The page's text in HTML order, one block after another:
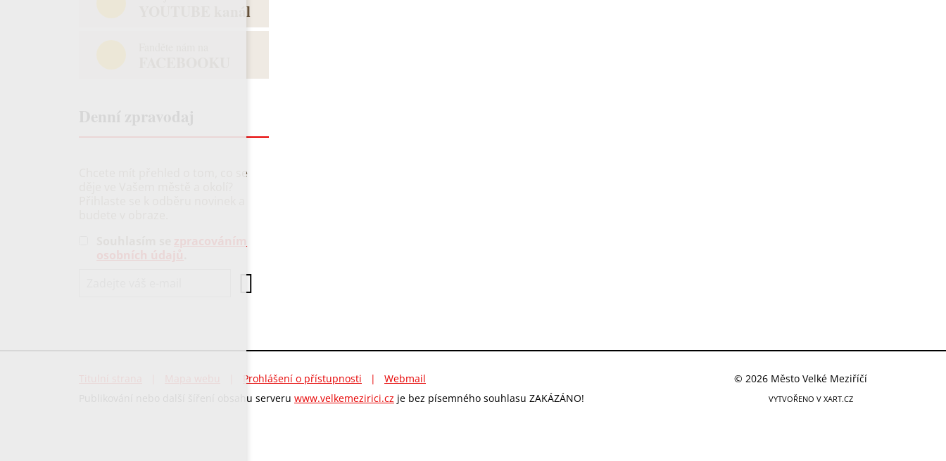
YOUTUBE kanál
Chcete mít přehled o tom, co se
Prohlášení o přístupnosti | Webmail
Publikování nebo další šíření obsahu serveru www.velkemezirici.cz je bez písemného souhlasu ZAKÁZÁNO!
© 2026 Město Velké Meziříčí
VYTVOŘENO V XART.CZ